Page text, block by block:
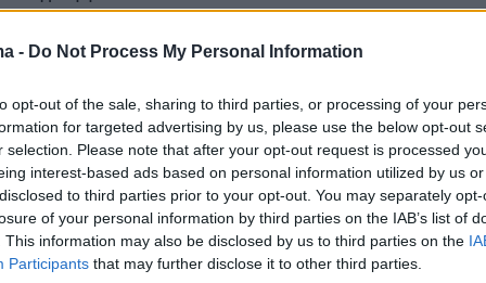
- Do Not Process My Personal Information
opt-out of the sale, sharing to third parties, or processing of your
for targeted advertising by us, please use the below opt-out
selection. Please note that after your opt-out request is processed
interest-based ads based on personal information utilized by us
to third parties prior to your opt-out. You may separately
of your personal information by third parties on the IAB’s list of
This information may also be disclosed by us to third parties on the
Participants that may further disclose it to other third parties.
ότι αν και κανείς δεν γνωρίζει την
σε υψηλά επίπεδα οπότε τα 6 δισ. ευρώ
περισσότερα.
στηνεισφορά αλληλεγγύης ο Χρ.
«έχουμε υποχρέωση να την καταργήσουμε
υπαλλήλους και τους συνταξιούχους.